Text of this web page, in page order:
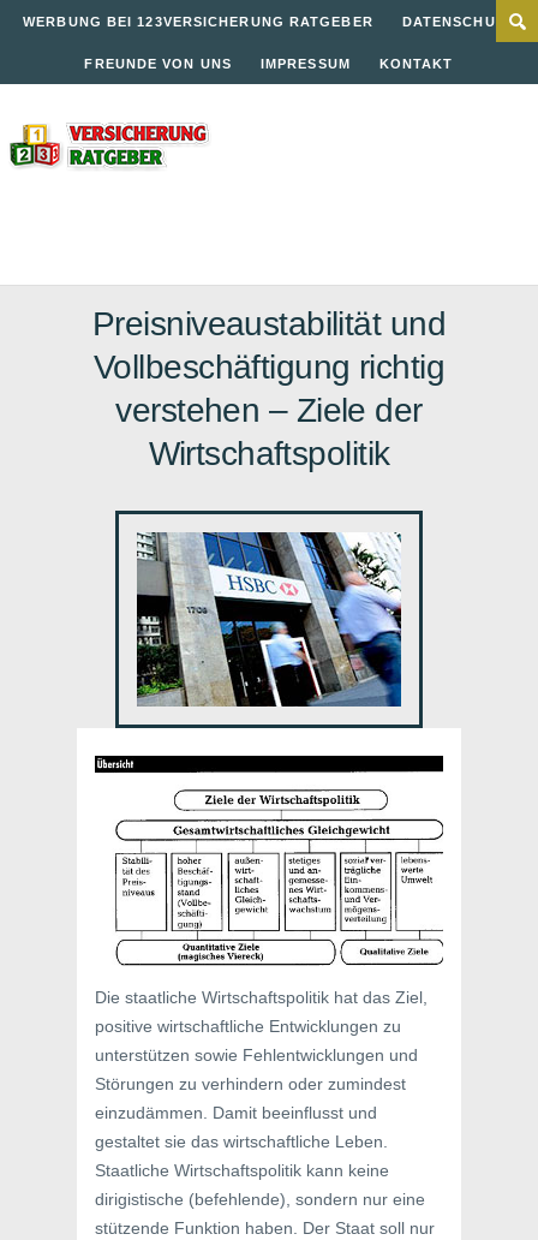
WERBUNG BEI 123VERSICHERUNG RATGEBER DATENSCHUTZ
FREUNDE VON UNS IMPRESSUM KONTAKT
Preisniveaustabilität und
Vollbeschäftigung richtig
verstehen – Ziele der
Wirtschaftspolitik
Die staatliche Wirtschaftspolitik hat das Ziel,
positive wirtschaftliche Entwicklungen zu
unterstützen sowie Fehlentwicklungen und
Störungen zu verhindern oder zumindest
einzudämmen. Damit beeinflusst und
gestaltet sie das wirtschaftliche Leben.
Staatliche Wirtschaftspolitik kann keine
dirigistische (befehlende), sondern nur eine
stützende Funktion haben. Der Staat soll nur